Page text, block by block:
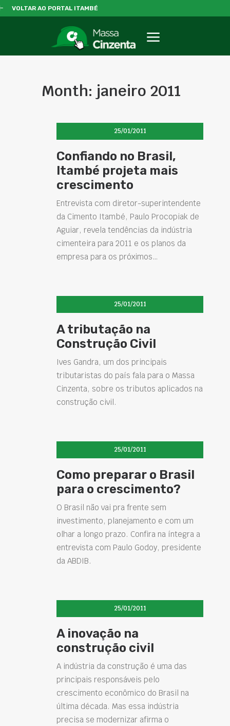
VOLTAR AO PORTAL ITAMBÉ
Month: janeiro 2011
25/01/2011
Confiando no Brasil,
Itambé projeta mais
crescimento
Entrevista com diretor-superintendente
da Cimento Itambé, Paulo Procopiak de
Aguiar, revela tendências da indústria
cimenteira para 2011 e os planos da
empresa para os próximos…
25/01/2011
A tributação na
Construção Civil
Ives Gandra, um dos principais
tributaristas do país fala para o Massa
Cinzenta, sobre os tributos aplicados na
construção civil.
25/01/2011
Como preparar o Brasil
para o crescimento?
O Brasil não vai pra frente sem
investimento, planejamento e com um
olhar a longo prazo. Confira na íntegra a
entrevista com Paulo Godoy, presidente
da ABDIB.
25/01/2011
A inovação na
construção civil
A indústria da construção é uma das
principais responsáveis pelo
crescimento econômico do Brasil na
última década. Mas essa indústria
precisa se modernizar afirma o